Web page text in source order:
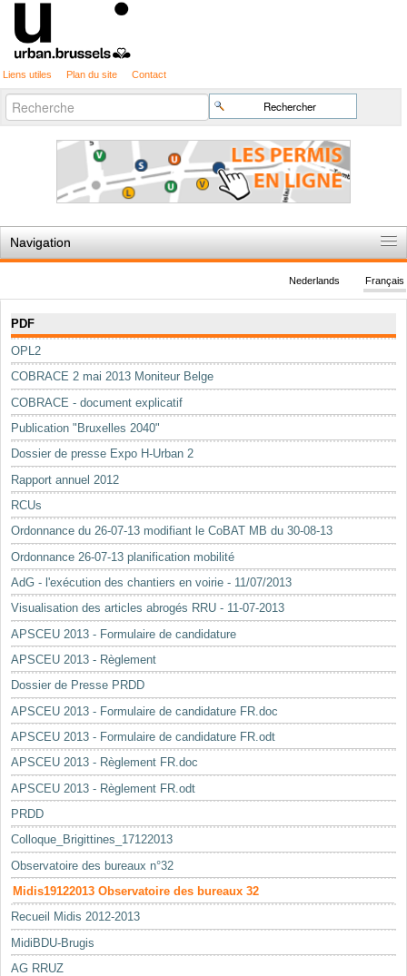
Liens utiles Plan du site Contact
Chercher par
Recherche
avancée…
Navigation
Règles du jeu
Permis d'urbanisme
Cartographie
Etudes et publications
Mots-clés
Renseignements urbanistiques
Français
Nederlands
PDF
OPL2
COBRACE 2 mai 2013 Moniteur Belge
COBRACE - document explicatif
Publication "Bruxelles 2040"
Dossier de presse Expo H-Urban 2
Rapport annuel 2012
RCUs
Ordonnance du 26-07-13 modifiant le CoBAT MB du 30-08-13
Ordonnance 26-07-13 planification mobilité
AdG - l'exécution des chantiers en voirie - 11/07/2013
Visualisation des articles abrogés RRU - 11-07-2013
APSCEU 2013 - Formulaire de candidature
APSCEU 2013 - Règlement
Dossier de Presse PRDD
APSCEU 2013 - Formulaire de candidature FR.doc
APSCEU 2013 - Formulaire de candidature FR.odt
APSCEU 2013 - Règlement FR.doc
APSCEU 2013 - Règlement FR.odt
PRDD
Colloque_Brigittines_17122013
Observatoire des bureaux n°32
Midis19122013 Observatoire des bureaux 32
Recueil Midis 2012-2013
MidiBDU-Brugis
AG RRUZ